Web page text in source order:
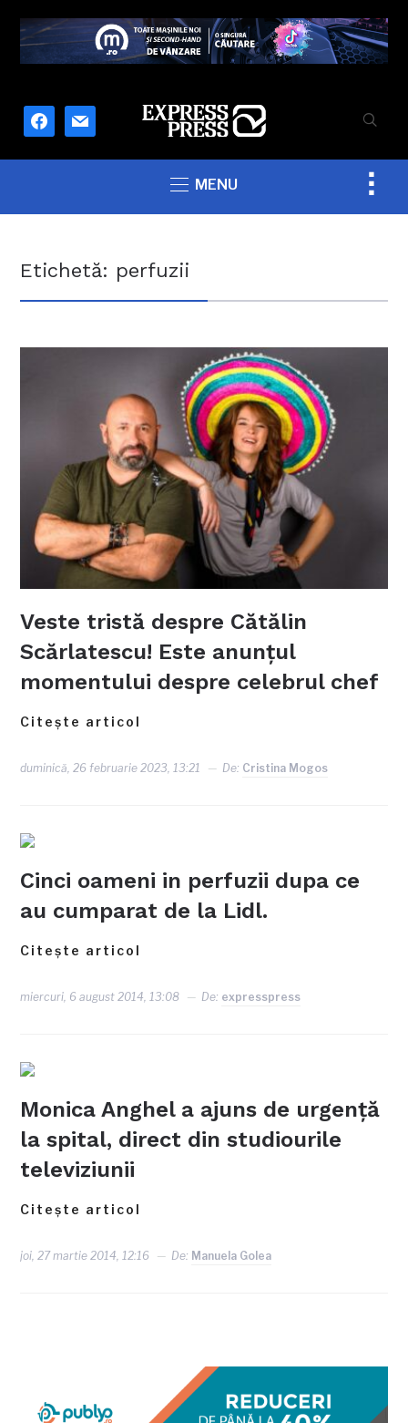
facebook
mail
MENU
Etichetă: perfuzii
Veste tristă despre Cătălin
Scărlatescu! Este anunțul
momentului despre celebrul chef
Citește articol
duminică, 26 februarie 2023, 13:21 De: Cristina Mogos
Cinci oameni in perfuzii dupa ce
au cumparat de la Lidl.
Citește articol
miercuri, 6 august 2014, 13:08 De: expresspress
Monica Anghel a ajuns de urgenţă
la spital, direct din studiourile
televiziunii
Citește articol
joi, 27 martie 2014, 12:16 De: Manuela Golea